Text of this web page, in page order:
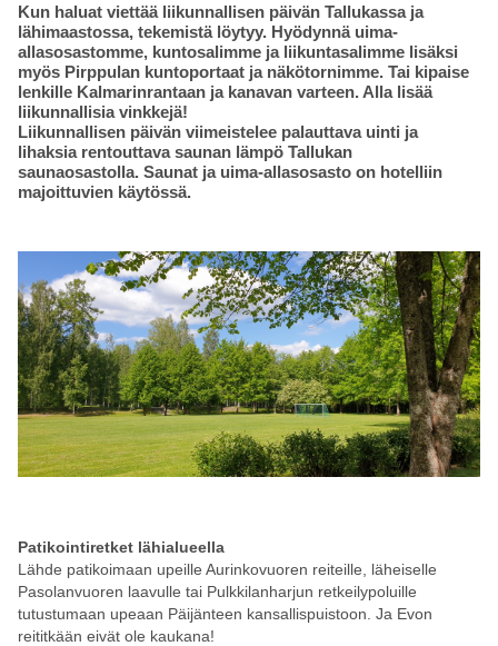
Kun haluat viettää liikunnallisen päivän Tallukassa ja
lähimaastossa, tekemistä löytyy. Hyödynnä uima-
allasosastomme, kuntosalimme ja liikuntasalimme lisäksi
myös Pirppulan kuntoportaat ja näkötornimme. Tai kipaise
lenkille Kalmarinrantaan ja kanavan varteen. Alla lisää
liikunnallisia vinkkejä!
Liikunnallisen päivän viimeistelee palauttava uinti ja
lihaksia rentouttava saunan lämpö Tallukan
saunaosastolla.Saunat ja uima-allasosasto on hotelliin
majoittuvien käytössä.
Patikointiretket lähialueella
Lähde patikoimaan upeille Aurinkovuoren reiteille, läheiselle
Pasolanvuoren laavulle tai Pulkkilanharjun retkeilypoluille
tutustumaan upeaan Päijänteen kansallispuistoon. Ja Evon
reititkään eivät ole kaukana!